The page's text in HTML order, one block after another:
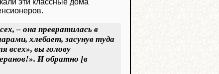
– она превратилась в
хлебает, засунув туда
всех», вы голову
И обратно [в